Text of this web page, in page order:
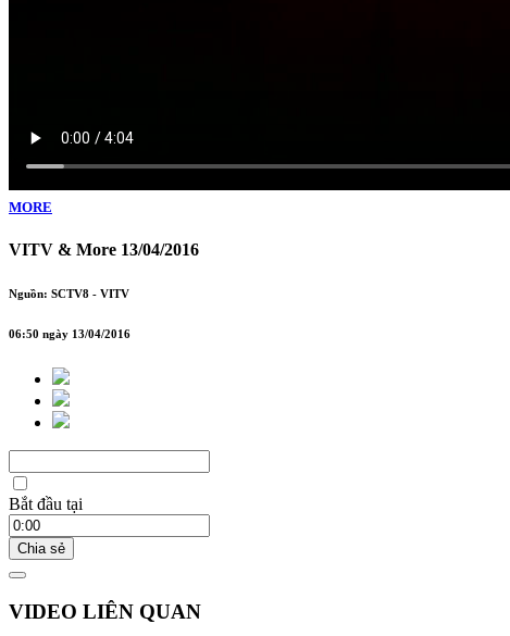
MORE
VITV & More 13/04/2016
Nguồn: SCTV8 - VITV
06:50 ngày 13/04/2016
Bắt đầu tại
Chia sẻ
VIDEO LIÊN QUAN